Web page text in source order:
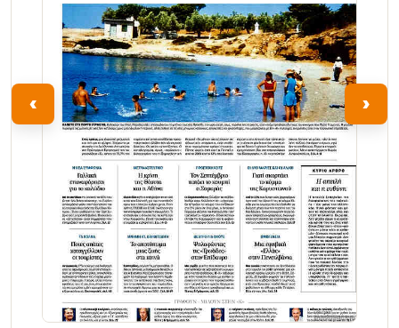
‹ ›